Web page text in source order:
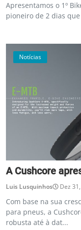
Apresentamos o 1º
pioneiro de 2 dias
Notícias
A Cushcore
Luis Lusquinhos Dez
Com base na sua
para pneus, a
robusta até à dat...